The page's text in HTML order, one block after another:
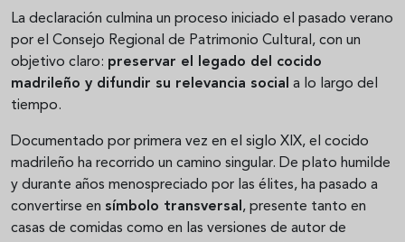
La declaración culmina un proceso iniciado el pasado verano
por el Consejo Regional de Patrimonio Cultural, con un
objetivo claro: preservar el legado del cocido
madrileño y difundir su relevancia social a lo largo del
tiempo.
Documentado por primera vez en el siglo XIX, el cocido
madrileño ha recorrido un camino singular. De plato humilde
y durante años menospreciado por las élites, ha pasado a
convertirse en símbolo transversal, presente tanto en
casas de comidas como en las versiones de autor de